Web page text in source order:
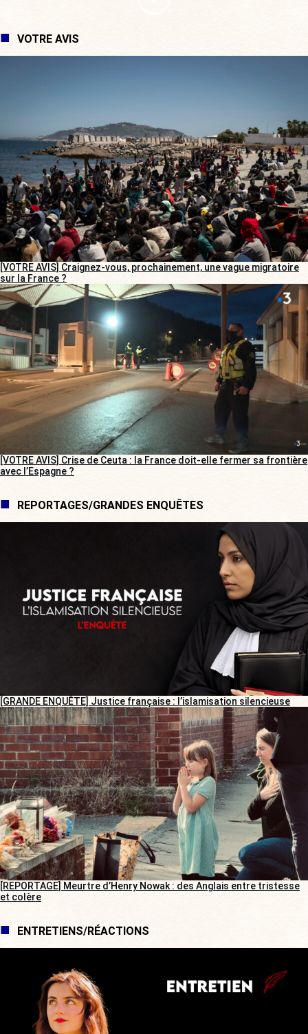
VOTRE AVIS
[VOTRE AVIS] Craignez-vous, prochainement, une vague migratoire
sur la France ?
[VOTRE AVIS] Crise de Ceuta : la France doit-elle fermer sa frontière
avec l’Espagne ?
REPORTAGES/GRANDES ENQUÊTES
[GRANDE ENQUÊTE] Justice française : l’islamisation silencieuse
[REPORTAGE] Meurtre d’Henry Nowak : des Anglais entre tristesse
et colère
ENTRETIENS/RÉACTIONS